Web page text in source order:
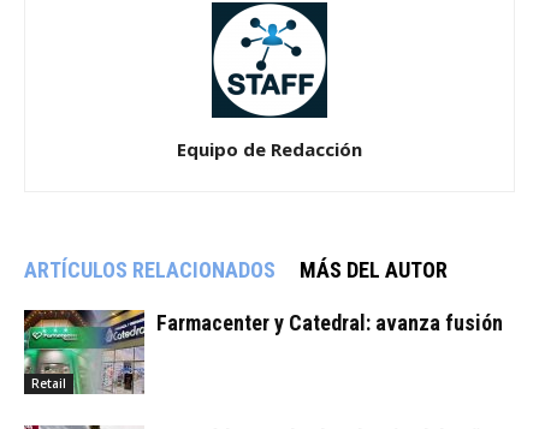
Equipo de Redacción
ARTÍCULOS RELACIONADOS MÁS DEL AUTOR
Retail
Farmacenter y Catedral: avanza fusión